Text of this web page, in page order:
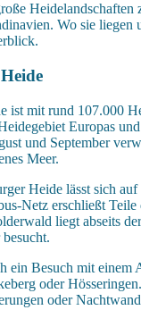
Heidelandschaften
Wo sie liegen
ist mit rund 107.000
Europas
und September
Meer.
Heide lässt sich auf
Netz erschließt Teile
liegt abseits
ein Besuch mit einem
oder
oder